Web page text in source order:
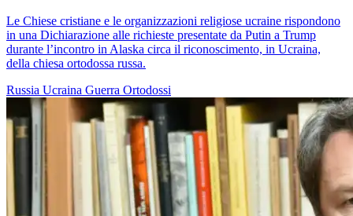
Le Chiese cristiane e le organizzazioni religiose ucraine rispondono
in una Dichiarazione alle richieste presentate da Putin a Trump
durante l’incontro in Alaska circa il riconoscimento, in Ucraina,
della chiesa ortodossa russa.
Russia Ucraina Guerra Ortodossi